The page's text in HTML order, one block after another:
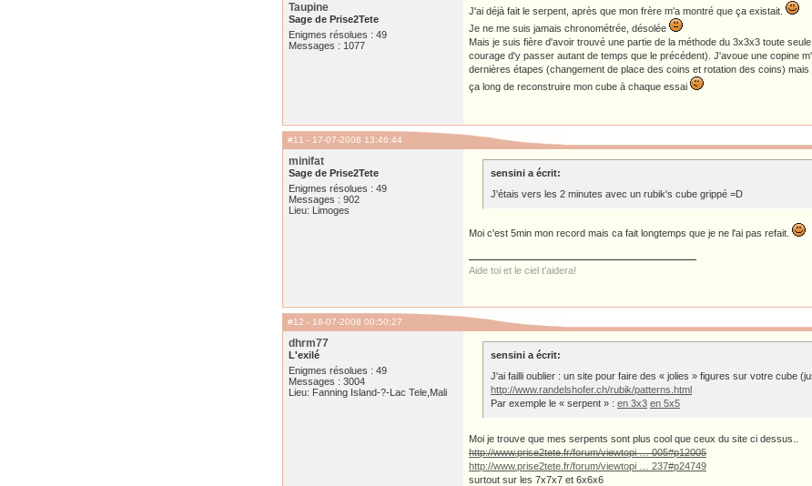
Taupine
Sage de Prise2Tete
Enigmes résolues : 49
Messages : 1077
J'ai déjà fait le serpent, après que mon frère m'a montré que ça existait.
Je ne me suis jamais chronométrée, désolée
Mais je suis fière d'avoir trouvé une partie de la méthode du 3x3x3 toute
courage d'y passer autant de temps que le précédent). J'avoue une copine
dernières étapes (changement de place des coins et rotation des coins)
ça long de reconstruire mon cube à chaque essai
#11 - 17-07-2008 13:46:44
minifat
Sage de Prise2Tete
Enigmes résolues : 49
Messages : 902
Lieu: Limoges
sensini a écrit:
J'étais vers les 2 minutes avec un rubik's cube grippé =D
Moi c'est 5min mon record mais ca fait longtemps que je ne l'ai pas refait.
Aide toi et le ciel t'aidera!
#12 - 18-07-2008 00:50:27
dhrm77
L'exilé
Enigmes résolues : 49
Messages : 3004
Lieu: Fanning Island-?-Lac Tele,Mali
sensini a écrit:
J'ai failli oublier : un site pour faire des « jolies » figures sur votre cube
http://www.randelshofer.ch/rubik/patterns.html
Par exemple le « serpent » : en 3x3 en 5x5
Moi je trouve que mes serpents sont plus cool que ceux du site ci dessus..
http://www.prise2tete.fr/forum/viewtopi … 005#p12005
http://www.prise2tete.fr/forum/viewtopi … 237#p24749
surtout sur les 7x7x7 et 6x6x6